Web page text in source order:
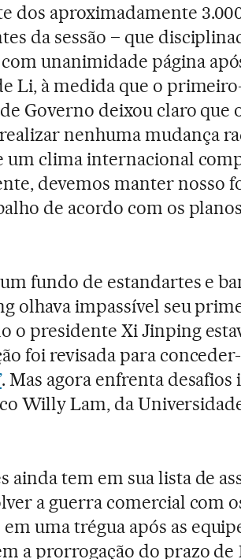
dos aproximadamente
da sessão – que
unanimidade página
Li, à medida que o
Governo deixou claro que
nenhuma mudança
um clima internacional
devemos manter nosso
de acordo com os
fundo de estandartes e
olhava impassível seu
o presidente Xi Jinping
foi revisada para
. Mas agora enfrenta
Willy Lam, da
ainda tem em sua lista de
a guerra comercial com
uma trégua após as
a prorrogação do prazo de